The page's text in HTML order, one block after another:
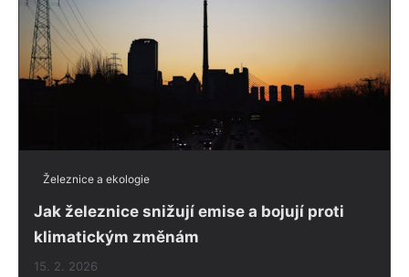
Železnice a ekologie
Jak železnice snižují emise a bojují proti
klimatickým změnám
15. 2. 2026